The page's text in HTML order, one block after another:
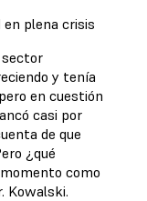
en plena crisis
sector
y tenía
en cuestión
casi por
de que
¿qué
como
Kowalski.